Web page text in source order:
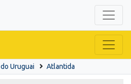
Uruguai Atlantida